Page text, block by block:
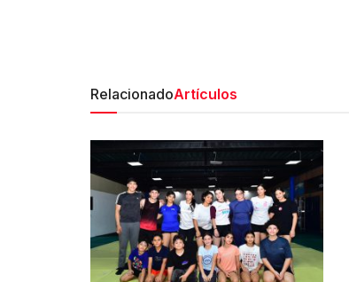
RelacionadoArtículos